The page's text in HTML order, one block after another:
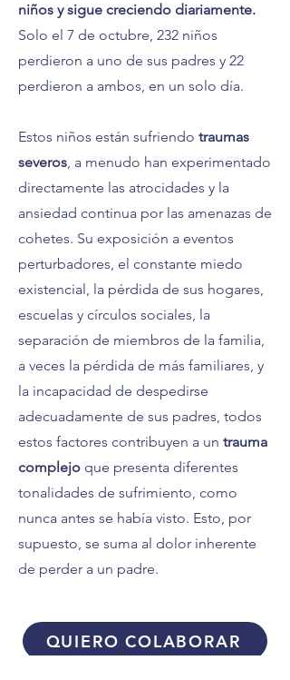
niños y sigue creciendo diariamente.
Solo el 7 de octubre, 232 niños
perdieron a uno de sus padres y 22
perdieron a ambos, en un solo día.
Estos niños están sufriendo traumas
severos, a menudo han experimentado
directamente las atrocidades y la
ansiedad continua por las amenazas de
cohetes. Su exposición a eventos
perturbadores, el constante miedo
existencial, la pérdida de sus hogares,
escuelas y círculos sociales, la
separación de miembros de la familia,
a veces la pérdida de más familiares, y
la incapacidad de despedirse
adecuadamente de sus padres, todos
estos factores contribuyen a un trauma
complejo que presenta diferentes
tonalidades de sufrimiento, como
nunca antes se había visto. Esto, por
supuesto, se suma al dolor inherente
de perder a un padre.
QUIERO COLABORAR